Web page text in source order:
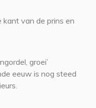
van de prins en
groei’
eeuw is nog steeds af